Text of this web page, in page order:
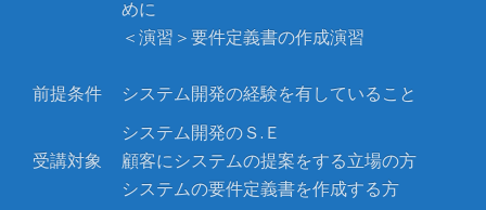
めに
＜演習＞要件定義書の作成演習
前提条件 システム開発の経験を有していること
受講対象
システム開発のＳ. Ｅ
顧客にシステムの提案をする立場の方
システムの要件定義書を作成する方